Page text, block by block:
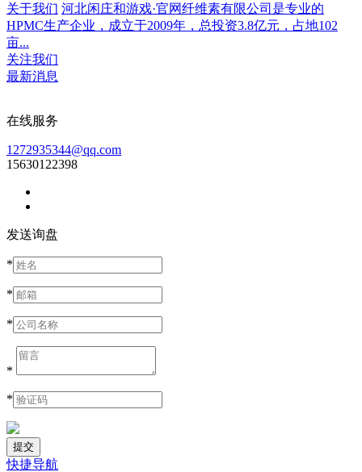
关于我们 河北闲庄和游戏·官网纤维素有限公司是专业的
HPMC生产企业，成立于2009年，总投资3.8亿元，占地102
亩...
关注我们
最新消息
在线服务
1272935344@qq.com
15630122398
发送询盘
*
*
*
*
*
快捷导航